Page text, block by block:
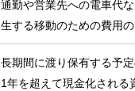
通勤や営業先への電車代
生する移動のための費用の
長期間に渡り保有する予
1年を超えて現金化される